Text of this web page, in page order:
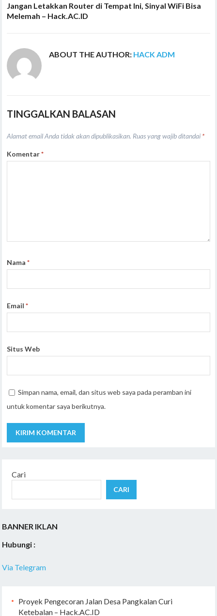
Jangan Letakkan Router di Tempat Ini, Sinyal WiFi Bisa
Melemah – Hack.AC.ID
ABOUT THE AUTHOR: HACK ADM
TINGGALKAN BALASAN
Alamat email Anda tidak akan dipublikasikan. Ruas yang wajib ditandai *
Komentar*
Nama*
Email*
Situs Web
Simpan nama, email, dan situs web saya pada peramban ini
untuk komentar saya berikutnya.
Cari
CARI
BANNER IKLAN
Hubungi :
Via Telegram
Proyek Pengecoran Jalan Desa Pangkalan Curi
Ketebalan – Hack.AC.ID